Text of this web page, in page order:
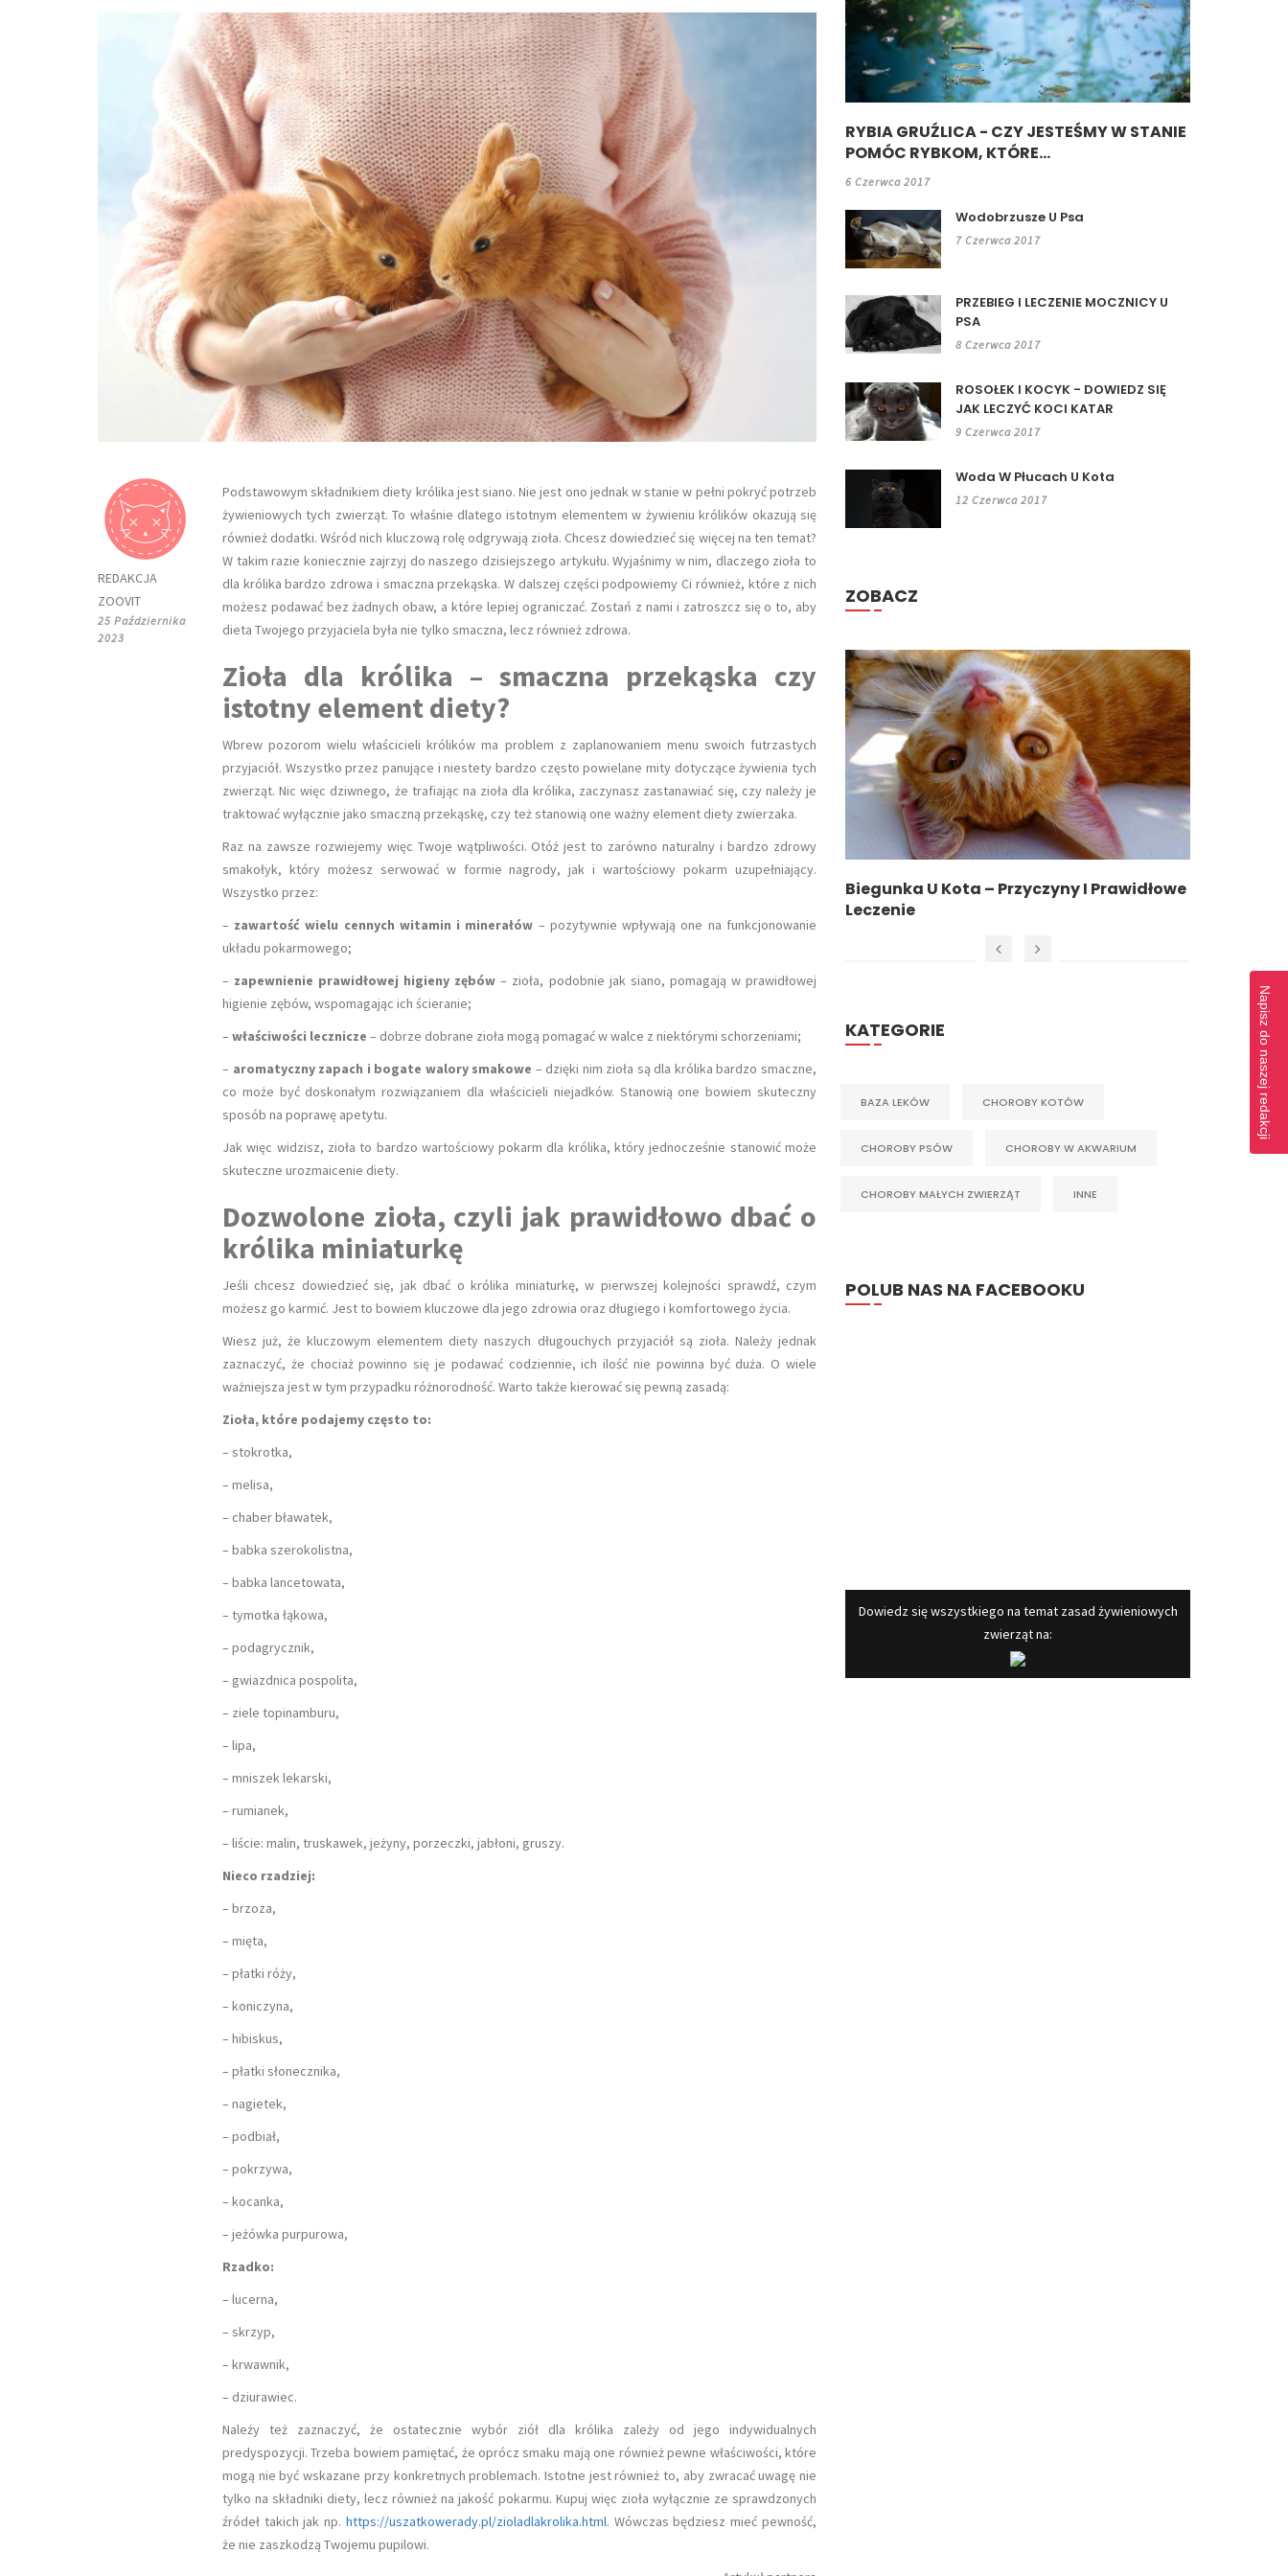
REDAKCJA
ZOOVIT
25 Października
2023
Podstawowym składnikiem diety królika jest siano. Nie jest ono jednak w stanie w pełni pokryć potrzeb
żywieniowych tych zwierząt. To właśnie dlatego istotnym elementem w żywieniu królików okazują się
również dodatki. Wśród nich kluczową rolę odgrywają zioła. Chcesz dowiedzieć się więcej na ten temat?
W takim razie koniecznie zajrzyj do naszego dzisiejszego artykułu. Wyjaśnimy w nim, dlaczego zioła to
dla królika bardzo zdrowa i smaczna przekąska. W dalszej części podpowiemy Ci również, które z nich
możesz podawać bez żadnych obaw, a które lepiej ograniczać. Zostań z nami i zatroszcz się o to, aby
dieta Twojego przyjaciela była nie tylko smaczna, lecz również zdrowa.
Zioła dla królika – smaczna przekąska czy
istotny element diety?
Wbrew pozorom wielu właścicieli królików ma problem z zaplanowaniem menu swoich futrzastych
przyjaciół. Wszystko przez panujące i niestety bardzo często powielane mity dotyczące żywienia tych
zwierząt. Nic więc dziwnego, że trafiając na zioła dla królika, zaczynasz zastanawiać się, czy należy je
traktować wyłącznie jako smaczną przekąskę, czy też stanowią one ważny element diety zwierzaka.
Raz na zawsze rozwiejemy więc Twoje wątpliwości. Otóż jest to zarówno naturalny i bardzo zdrowy
smakołyk, który możesz serwować w formie nagrody, jak i wartościowy pokarm uzupełniający.
Wszystko przez:
– zawartość wielu cennych witamin i minerałów – pozytywnie wpływają one na funkcjonowanie
układu pokarmowego;
– zapewnienie prawidłowej higieny zębów – zioła, podobnie jak siano, pomagają w prawidłowej
higienie zębów, wspomagając ich ścieranie;
– właściwości lecznicze – dobrze dobrane zioła mogą pomagać w walce z niektórymi schorzeniami;
– aromatyczny zapach i bogate walory smakowe – dzięki nim zioła są dla królika bardzo smaczne,
co może być doskonałym rozwiązaniem dla właścicieli niejadków. Stanowią one bowiem skuteczny
sposób na poprawę apetytu.
Jak więc widzisz, zioła to bardzo wartościowy pokarm dla królika, który jednocześnie stanowić może
skuteczne urozmaicenie diety.
Dozwolone zioła, czyli jak prawidłowo dbać o
królika miniaturkę
Jeśli chcesz dowiedzieć się, jak dbać o królika miniaturkę, w pierwszej kolejności sprawdź, czym
możesz go karmić. Jest to bowiem kluczowe dla jego zdrowia oraz długiego i komfortowego życia.
Wiesz już, że kluczowym elementem diety naszych długouchych przyjaciół są zioła. Należy jednak
zaznaczyć, że chociaż powinno się je podawać codziennie, ich ilość nie powinna być duża. O wiele
ważniejsza jest w tym przypadku różnorodność. Warto także kierować się pewną zasadą:
Zioła, które podajemy często to:
– stokrotka,
– melisa,
– chaber bławatek,
– babka szerokolistna,
– babka lancetowata,
– tymotka łąkowa,
– podagrycznik,
– gwiazdnica pospolita,
– ziele topinamburu,
– lipa,
– mniszek lekarski,
– rumianek,
– liście: malin, truskawek, jeżyny, porzeczki, jabłoni, gruszy.
Nieco rzadziej:
– brzoza,
– mięta,
– płatki róży,
– koniczyna,
– hibiskus,
– płatki słonecznika,
– nagietek,
– podbiał,
– pokrzywa,
– kocanka,
– jeżówka purpurowa,
Rzadko:
– lucerna,
– skrzyp,
– krwawnik,
– dziurawiec.
Należy też zaznaczyć, że ostatecznie wybór ziół dla królika zależy od jego indywidualnych
predyspozycji. Trzeba bowiem pamiętać, że oprócz smaku mają one również pewne właściwości, które
mogą nie być wskazane przy konkretnych problemach. Istotne jest również to, aby zwracać uwagę nie
tylko na składniki diety, lecz również na jakość pokarmu. Kupuj więc zioła wyłącznie ze sprawdzonych
źródeł takich jak np. https://uszatkowerady.pl/zioladlakrolika.html. Wówczas będziesz mieć pewność,
że nie zaszkodzą Twojemu pupilowi.
RYBIA GRUŹLICA - CZY JESTEŚMY W STANIE
POMÓC RYBKOM, KTÓRE...
6 Czerwca 2017
Wodobrzusze U Psa
7 Czerwca 2017
PRZEBIEG I LECZENIE MOCZNICY U
PSA
8 Czerwca 2017
ROSOŁEK I KOCYK - DOWIEDZ SIĘ
JAK LECZYĆ KOCI KATAR
9 Czerwca 2017
Woda W Płucach U Kota
12 Czerwca 2017
ZOBACZ
Problemy Z Erekcją? To Da Się Leczyć!
Biegunka U Kota – Przyczyny I Prawidłowe
Jak Przygotować Psa Do
KATEGORIE
BAZA LEKÓW CHOROBY KOTÓW
CHOROBY PSÓW CHOROBY W AKWARIUM
CHOROBY MAŁYCH ZWIERZĄT INNE
POLUB NAS NA FACEBOOKU
​Dowiedz się wszystkiego na temat zasad żywieniowych
zwierząt na:
Napisz do naszej redakcji